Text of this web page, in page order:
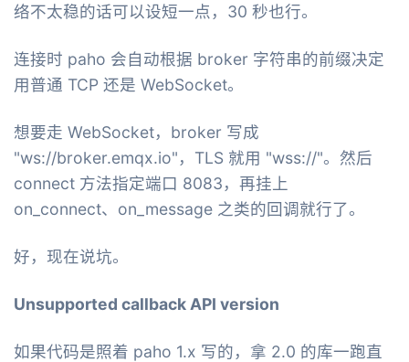
络不太稳的话可以设短一点，30 秒也行。
连接时 paho 会自动根据 broker 字符串的前缀决定
用普通 TCP 还是 WebSocket。
想要走 WebSocket，broker 写成
"ws://broker.emqx.io"，TLS 就用 "wss://"。然后
connect 方法指定端口 8083，再挂上
on_connect、on_message 之类的回调就行了。
好，现在说坑。
Unsupported callback API version
如果代码是照着 paho 1.x 写的，拿 2.0 的库一跑直